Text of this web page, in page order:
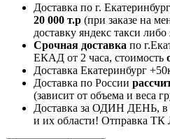
Доставка по г.
20 000 т.р (при заказе на
доставку яндекс такси
Срочная доставка по
ЕКАД от 2 часа, стоимость
Доставка Екатеринбург
Доставка по России
(зависит от объема и веса
Доставка за ОДИН ДЕНЬ, в
и их области! Отправка